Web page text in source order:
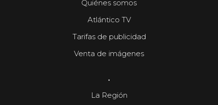
Quiénes somos
Atlántico TV
Tarifas de publicidad
Venta de imágenes
.
La Región